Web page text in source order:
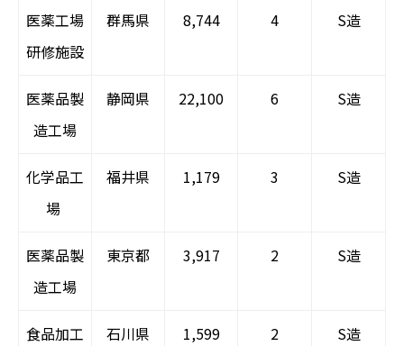
医薬工場
研修施設
群馬県 8,744 4 S造
医薬品製
造工場
静岡県 22,100 6 S造
化学品工
場
福井県 1,179 3 S造
医薬品製
造工場
東京都 3,917 2 S造
食品加工
石川県 1,599 2 S造